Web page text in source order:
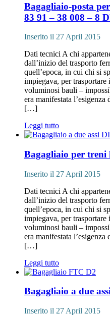
Bagagliaio-posta
83 91 – 38 008 – 8
Inserito il 27 April 2015
Dati tecnici A chi
dall’inizio del trasporto
quell’epoca, in cui chi si
impiegava, per
voluminosi bauli –
era manifestata
[…]
Leggi tutto
Bagagliaio per treni
Inserito il 27 April 2015
Dati tecnici A chi
dall’inizio del trasporto
quell’epoca, in cui chi si
impiegava, per
voluminosi bauli –
era manifestata
[…]
Leggi tutto
Bagagliaio a due
Inserito il 27 April 2015